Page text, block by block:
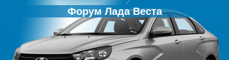
Форум Лада Веста